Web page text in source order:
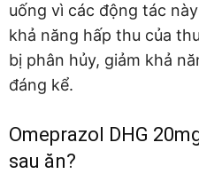
uống vì các động tác
khả năng hấp thu của
bị phân hủy, giảm khả
đáng kể.
Omeprazol DHG
sau ăn?